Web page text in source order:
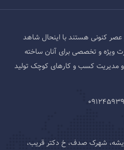
کنونی هستند با اینحال شاهد
ویژه و تخصصی برای آنان ساخته
و مدیریت کسب و کارهای کوچک تولید
شهرک صدف، خ دکتر قریب،